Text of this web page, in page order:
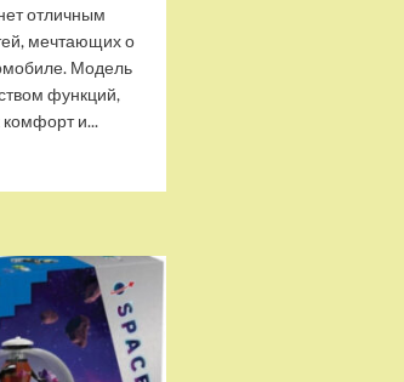
отличным
мечтающих о
Модель
функций,
и...